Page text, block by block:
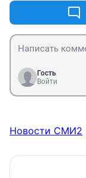
Гость
Войти
Новости СМИ2